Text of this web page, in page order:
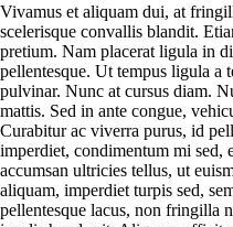
Vivamus et aliquam dui, at
scelerisque convallis blandit.
pretium. Nam placerat ligula in
pellentesque. Ut tempus ligula a
pulvinar. Nunc at cursus diam.
mattis. Sed in ante congue,
Curabitur ac viverra purus, id
imperdiet, condimentum mi sed,
accumsan ultricies tellus, ut
aliquam, imperdiet turpis sed,
pellentesque lacus, non fringilla